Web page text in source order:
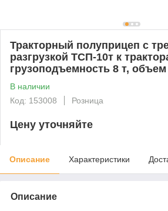
Тракторный полуприцеп с
разгрузкой ТСП-10т к
грузоподъемность 8 т, объем
В наличии
Код: 153008
Розница
Цену уточняйте
Описание Характеристики
Описание